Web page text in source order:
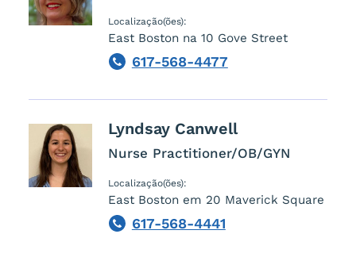
Localização(ões):
East Boston na 10 Gove Street
617-568-4477
Phone
Lyndsay Canwell
Nurse Practitioner/OB/GYN
Localização(ões):
East Boston em 20 Maverick Square
617-568-4441
Phone